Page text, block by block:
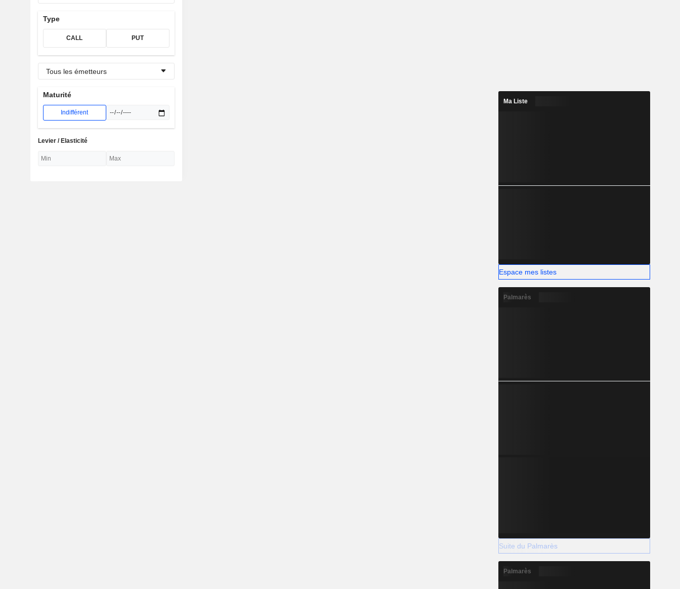
Type
CALL PUT
Tous les émetteurs
Maturité
Indifférent
Levier / Elasticité
Ma Liste
Espace mes listes
Palmarès
Suite du Palmarès
Palmarès